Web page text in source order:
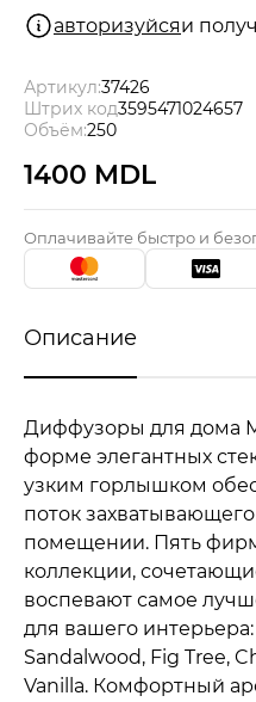
Бренды
Новости
Акции
Скидки
авторизуйсяи
Артикул:37426
Штрих код3595471024657
Объём:250
1400 MDL
Оплачивайте быстро и
Описание
Диффузоры для дома
форме элегантных
узким горлышком
поток
помещении. Пять
коллекции,
воспевают самое
для вашего
Sandalwood, Fig Tree,
Vanilla. Комфортный